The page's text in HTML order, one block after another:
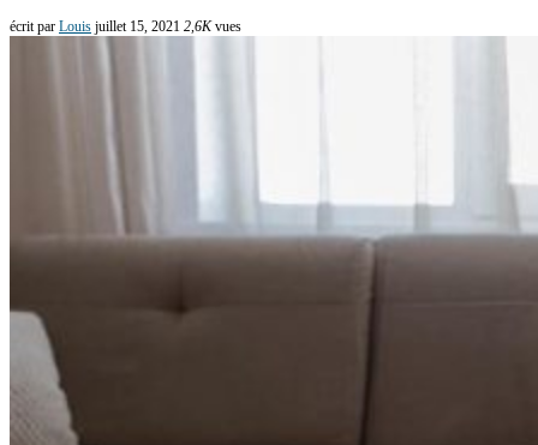
écrit par Louis juillet 15, 2021 2,6Kvues